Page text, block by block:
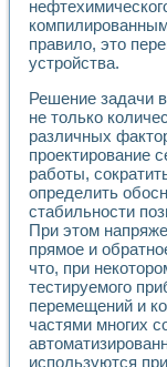
правило, это
устройства.
Решение задачи
не только
различных
проектирование
работы,
определить
стабильности
При этом
прямое и
что, при
тестируемого
перемещений и
частями многих
используются